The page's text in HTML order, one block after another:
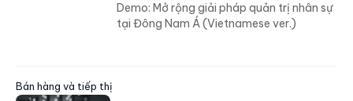
Demo: Mở rộng giải pháp quản trị nhân sự
tại Đông Nam Á (Vietnamese ver.)
Bán hàng và tiếp thị